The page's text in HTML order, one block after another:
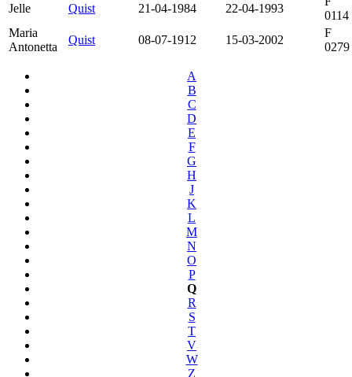
Jelle
Quist 21-04-1984 22-04-1993
0114
Maria
Antonetta
Quist 08-07-1912 15-03-2002
F
0279
A
B
C
D
E
F
G
H
J
K
L
M
N
O
P
Q
R
S
T
V
W
Z